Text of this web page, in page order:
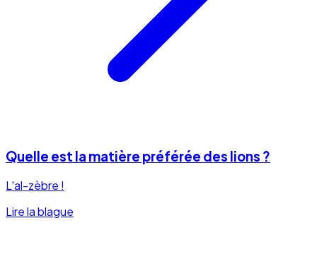
Quelle est la matière préférée des lions ?
L'al-zèbre !
Lire la blague